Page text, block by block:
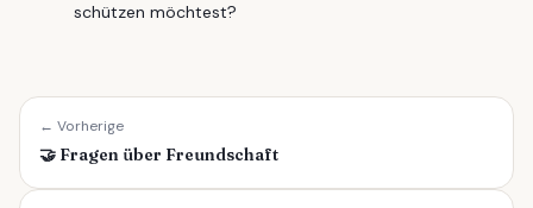
schützen möchtest?
← Vorherige
🤝 Fragen über Freundschaft